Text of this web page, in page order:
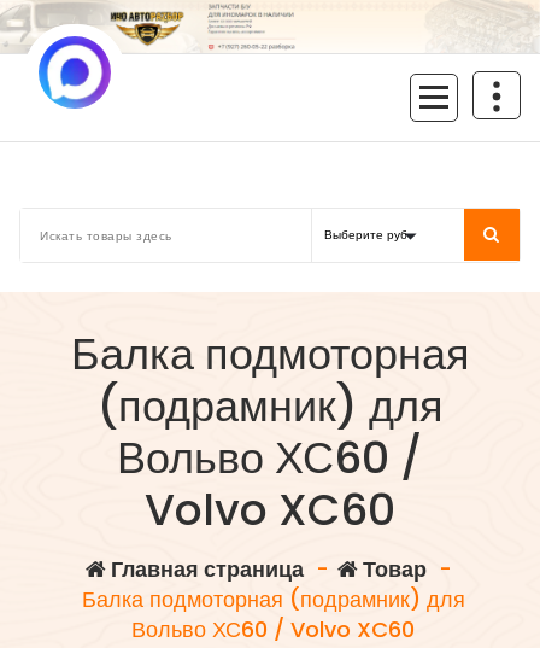
Перейти
к
содержимому
Балка подмоторная
(подрамник) для
Вольво ХС60 /
Volvo XC60
Главная страница- Товар-
Балка подмоторная (подрамник) для
Вольво ХС60 / Volvo XC60